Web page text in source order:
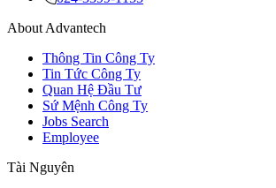
About Advantech
Thông Tin Công Ty
Tin Tức Công Ty
Quan Hệ Đầu Tư
Sứ Mệnh Công Ty
Jobs Search
Employee
Tài Nguyên